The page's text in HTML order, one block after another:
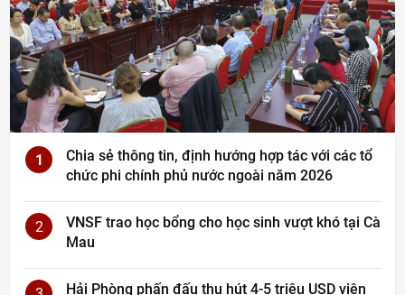
1
Chia sẻ thông tin, định hướng hợp tác với các tổ
chức phi chính phủ nước ngoài năm 2026
2
VNSF trao học bổng cho học sinh vượt khó tại Cà
Mau
Hải Phòng phấn đấu thu hút 4-5 triệu USD viện